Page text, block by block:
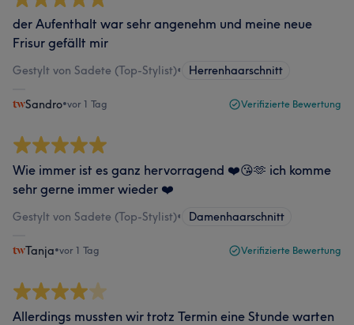
der Aufenthalt war sehr angenehm und meine neue
Frisur gefällt mir
Gestylt von Sadete (Top-Stylist)• Herrenhaarschnitt
Sandro•vor 1 Tag Verifizierte Bewertung
Wie immer ist es ganz hervorragend ❤️😘🫶 ich komme
sehr gerne immer wieder ❤️
Gestylt von Sadete (Top-Stylist)• Damenhaarschnitt
Tanja•vor 1 Tag Verifizierte Bewertung
Allerdings mussten wir trotz Termin eine Stunde warten